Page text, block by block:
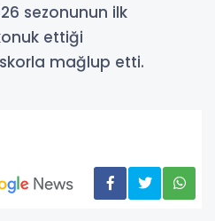
sezonunun ilk
ettiği
skorla mağlup etti.